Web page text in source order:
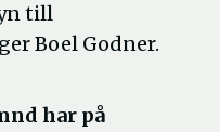
till
Boel Godner.
har på